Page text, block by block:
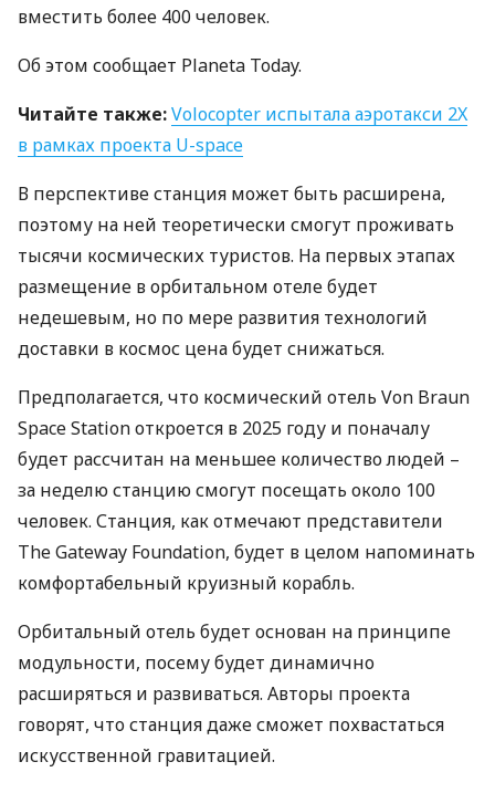
вместить более 400 человек.
Об этом сообщает Planeta Today.
Читайте также:Volocopter испытала аэротакси 2X
в рамках проекта U-space
В перспективе станция может быть расширена,
поэтому на ней теоретически смогут проживать
тысячи космических туристов. На первых этапах
размещение в орбитальном отеле будет
недешевым, но по мере развития технологий
доставки в космос цена будет снижаться.
Предполагается, что космический отель Von Braun
Space Station откроется в 2025 году и поначалу
будет рассчитан на меньшее количество людей –
за неделю станцию ​​смогут посещать около 100
человек. Станция, как отмечают представители
The Gateway Foundation, будет в целом напоминать
комфортабельный круизный корабль.
Орбитальный отель будет основан на принципе
модульности, посему будет динамично
расширяться и развиваться. Авторы проекта
говорят, что станция даже сможет похвастаться
искусственной гравитацией.